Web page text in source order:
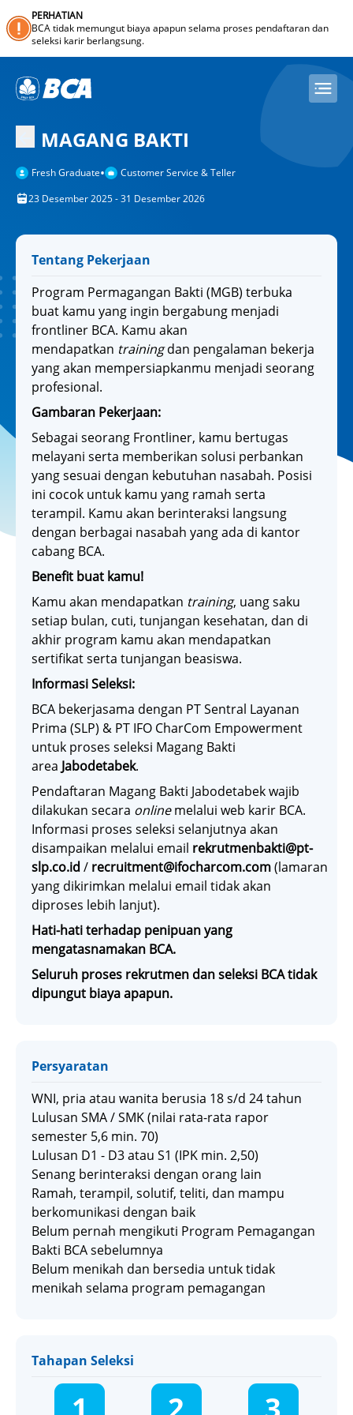
PERHATIAN
BCA tidak memungut biaya apapun selama proses pendaftaran dan
seleksi karir berlangsung.
MAGANG BAKTI
Fresh Graduate•
Customer Service & Teller
23 Desember 2025 - 31 Desember 2026
Tentang Pekerjaan
Program Permagangan Bakti (MGB) terbuka
buat kamu yang ingin bergabung menjadi
frontliner BCA. Kamu akan
mendapatkan trainingdan pengalaman bekerja
yang akan mempersiapkanmu menjadi seorang
profesional.
Gambaran Pekerjaan:
Sebagai seorang Frontliner, kamu bertugas
melayani serta memberikan solusi perbankan
yang sesuai dengan kebutuhan nasabah. Posisi
ini cocok untuk kamu yang ramah serta
terampil. Kamu akan berinteraksi langsung
dengan berbagai nasabah yang ada di kantor
cabang BCA.
Benefit buat kamu!
Kamu akan mendapatkan training, uang saku
setiap bulan, cuti, tunjangan kesehatan, dan di
akhir program kamu akan mendapatkan
sertifikat serta tunjangan beasiswa.
Informasi Seleksi:
BCA bekerjasama dengan PT Sentral Layanan
Prima (SLP) & PT IFO CharCom Empowerment
untuk proses seleksi Magang Bakti
area Jabodetabek.
Pendaftaran Magang Bakti Jabodetabek wajib
dilakukan secara onlinemelalui web karir BCA.
Informasi proses seleksi selanjutnya akan
disampaikan melalui email rekrutmenbakti@pt-
slp.co.id / recruitment@ifocharcom.com(lamaran
yang dikirimkan melalui email tidak akan
diproses lebih lanjut).
Hati-hati terhadap penipuan yang
mengatasnamakan BCA.
Seluruh proses rekrutmen dan seleksi BCA tidak
dipungut biaya apapun.
Persyaratan
WNI, pria atau wanita berusia 18 s/d 24 tahun
Lulusan SMA / SMK (nilai rata-rata rapor
semester 5,6 min. 70)
Lulusan D1 - D3 atau S1 (IPK min. 2,50)
Senang berinteraksi dengan orang lain
Ramah, terampil, solutif, teliti, dan mampu
berkomunikasi dengan baik
Belum pernah mengikuti Program Pemagangan
Bakti BCA sebelumnya
Belum menikah dan bersedia untuk tidak
menikah selama program pemagangan
Tahapan Seleksi